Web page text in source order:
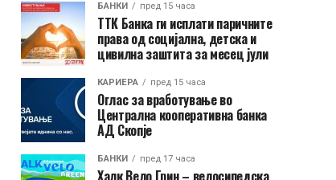
БАНКИ пред 15 часа
ТТК Банка ги исплати паричните
права од социјална, детска и
цивилна заштита за месец јули
КАРИЕРА пред 15 часа
Оглас за вработување во
Централна кооперативна банка
АД Скопје
БАНКИ пред 17 часа
Халк Вело Грин – велосипедска